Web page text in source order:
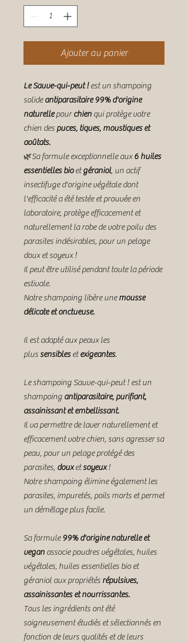
Ajouter au panier
Le Sauve-qui-peut !est un shampoing
solideantiparasitaire 99% d'origine
naturellepourchien qui protège votre
chien des puces, tiques, moustiques et
aoûtats.
🌿Sa formule exceptionnelle aux6 huiles
essentielles bio etgéraniol, un actif
insectifuge d'origine végétale dont
l'efficacité a été testée et prouvée en
laboratoire, protège efficacement et
naturellement la robe de votre poilu des
parasites indésirables, pour un pelage
doux et soyeux !
Il peut être utilisé pendant toute la période
estivale.
Notre shampoing libère unemousse
délicate et onctueuse.
Il est adapté aux peaux les
plussensiblesetexigeantes.
Le shampoing Sauve-qui-peut ! est un
shampoing antiparasitaire, purifiant,
assainissant et embellissant.
Il va permettre de laver naturellement et
efficacement votre chien, sans agresser sa
peau, pour un pelage protégé des
parasites, douxetsoyeux!
Notre shampoing élimine également les
parasites, impuretés, poils morts et permet
un démêlage plus facile.
Sa formule99% d'origine naturelle et
vegan associe poudres végétales, huiles
végétales, huiles essentielles bio et
géraniol aux propriétés répulsives,
assainissantes et nourrissantes.
Tous les ingrédients ont été
soigneusement étudiés et sélectionnés en
fonction de leurs qualités et de leurs